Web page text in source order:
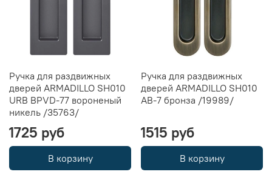
Ручка для раздвижных
дверей ARMADILLO SH010
URB BPVD-77 вороненый
никель /35763/
1725 руб
В корзину
Ручка для раздвижных
дверей ARMADILLO SH010
AB-7 бронза /19989/
1515 руб
В корзину